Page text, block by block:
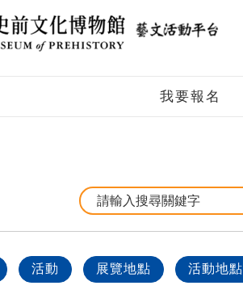
我要報名
活動 展覽地點 活動地點